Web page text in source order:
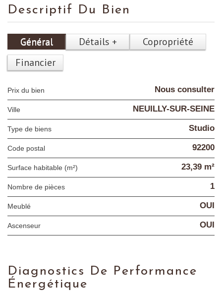
Descriptif Du Bien
Général Détails +
Copropriété
Financier
Prix du bien Nous consulter
Ville NEUILLY-SUR-SEINE
Type de biens Studio
Code postal 92200
Surface habitable (m²) 23,39 m²
Nombre de pièces 1
Meublé OUI
Ascenseur OUI
Diagnostics De Performance
Énergétique